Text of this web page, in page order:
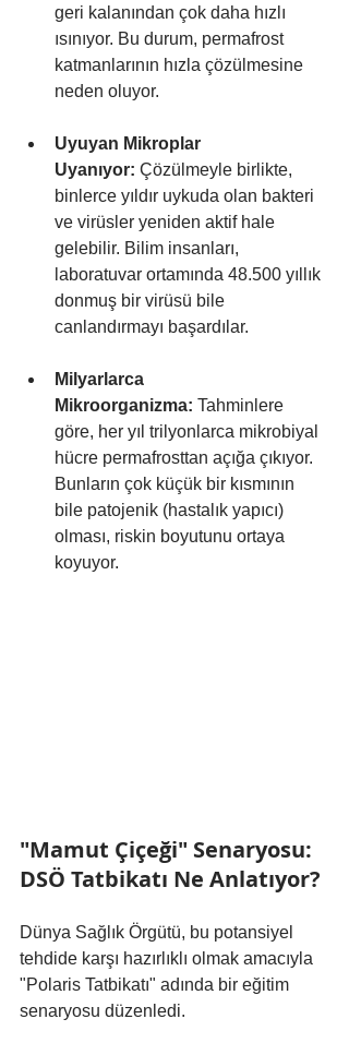
geri kalanından çok daha hızlı
ısınıyor. Bu durum, permafrost
katmanlarının hızla çözülmesine
neden oluyor.
Uyuyan Mikroplar
Uyanıyor: Çözülmeyle birlikte,
binlerce yıldır uykuda olan bakteri
ve virüsler yeniden aktif hale
gelebilir. Bilim insanları,
laboratuvar ortamında 48.500 yıllık
donmuş bir virüsü bile
canlandırmayı başardılar.
Milyarlarca
Mikroorganizma: Tahminlere
göre, her yıl trilyonlarca mikrobiyal
hücre permafrosttan açığa çıkıyor.
Bunların çok küçük bir kısmının
bile patojenik (hastalık yapıcı)
olması, riskin boyutunu ortaya
koyuyor.
"Mamut Çiçeği" Senaryosu:
DSÖ Tatbikatı Ne Anlatıyor?
Dünya Sağlık Örgütü, bu potansiyel
tehdide karşı hazırlıklı olmak amacıyla
"Polaris Tatbikatı" adında bir eğitim
senaryosu düzenledi.